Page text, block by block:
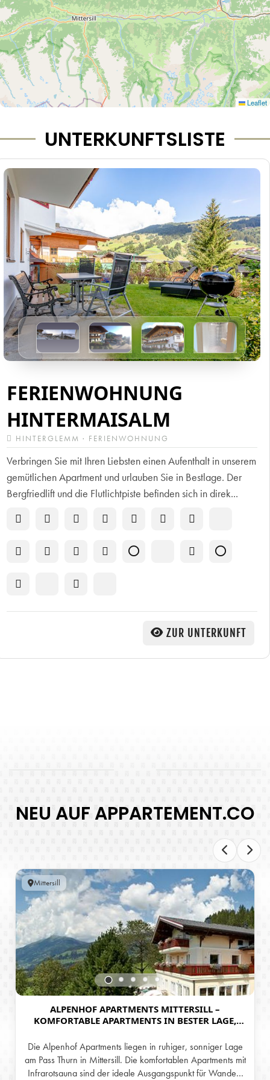
Leaflet
UNTERKUNFTSLISTE
FERIENWOHNUNG
HINTERMAISALM
HINTERGLEMM · FERIENWOHNUNG
Verbringen Sie mit Ihren Liebsten einen Aufenthalt in unserem
gemütlichen Apartment und urlauben Sie in Bestlage. Der
Bergfriedlift und die Flutlichtpiste befinden sich in direk...
ZUR UNTERKUNFT
NEU AUF APPARTEMENT.CO
Mittersill
ALPENHOF APARTMENTS MITTERSILL –
KOMFORTABLE APARTMENTS IN BESTER LAGE,
Die Alpenhof Apartments liegen in ruhiger, sonniger Lage
am Pass Thurn in Mittersill. Die komfortablen Apartments mit
Infrarotsauna sind der ideale Ausgangspunkt für Wander-